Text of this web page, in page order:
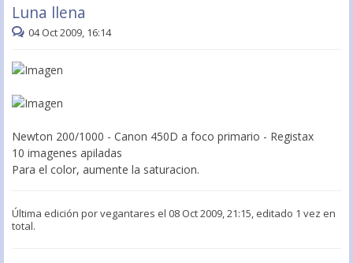
Luna llena
04 Oct 2009, 16:14
Newton 200/1000 - Canon 450D a foco primario - Registax
10 imagenes apiladas
Para el color, aumente la saturacion.
Última edición porvegantares el 08 Oct 2009, 21:15, editado 1 vez en
total.